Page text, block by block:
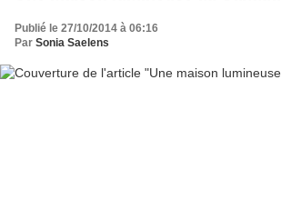
Publié le 27/10/2014 à 06:16
Par Sonia Saelens